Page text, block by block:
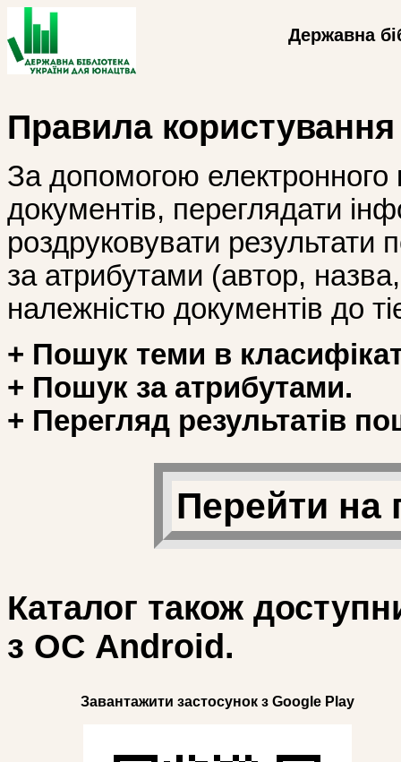
Державна
Правила
За допомогою
документів, переглядати
роздруковувати
за атрибутами (автор, назва,
належністю документів до
+ Пошук теми в
+ Пошук за атрибутами.
+ Перегляд результатів
Перейти на
Каталог також
з ОС Android.
Завантажити застосунок з Google Play